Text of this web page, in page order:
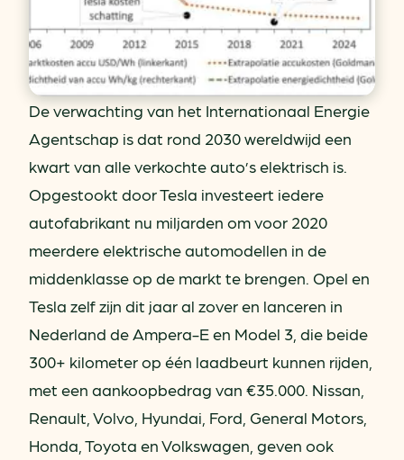
De verwachting van het Internationaal Energie
Agentschap is dat rond 2030 wereldwijd een
kwart van alle verkochte auto’s elektrisch is.
Opgestookt door Tesla investeert iedere
autofabrikant nu miljarden om voor 2020
meerdere elektrische automodellen in de
middenklasse op de markt te brengen. Opel en
Tesla zelf zijn dit jaar al zover en lanceren in
Nederland de Ampera-E en Model 3, die beide
300+ kilometer op één laadbeurt kunnen rijden,
met een aankoopbedrag van €35.000. Nissan,
Renault, Volvo, Hyundai, Ford, General Motors,
Honda, Toyota en Volkswagen, geven ook